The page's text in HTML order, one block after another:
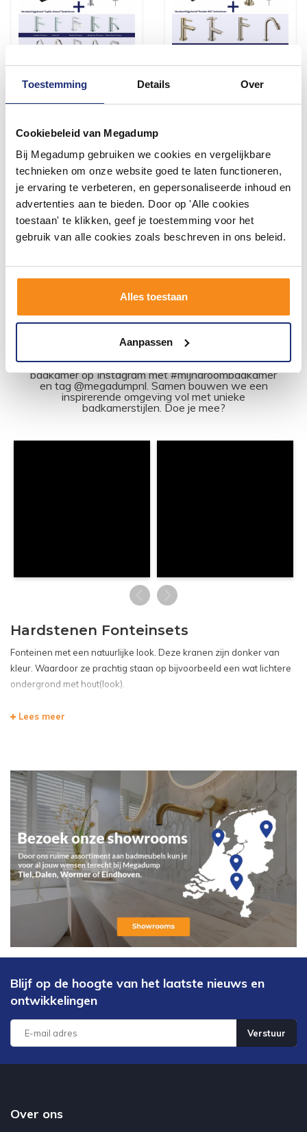
Toestemming Details Over
Cookiebeleid van Megadump
Bij Megadump gebruiken we cookies en vergelijkbare
technieken om onze website goed te laten functioneren,
je ervaring te verbeteren, en gepersonaliseerde inhoud en
advertenties aan te bieden. Door op 'Alle cookies
toestaan' te klikken, geef je toestemming voor het
gebruik van alle cookies zoals beschreven in ons beleid.
Alles toestaan
Aanpassen
Fonteinset Cura
40X22X10 Cm Chroom
volgende werkdag in huis
180,29
149,00
Meer info
Fonteinset Natuursteen
volgende werkdag in huis
211,75
175,00
Meer info
#mijndroombadkamer
Wij geloven in de kracht van delen. Deel jouw
badkamer op Instagram met #mijndroombadkamer
en tag @megadumpnl. Samen bouwen we een
inspirerende omgeving vol met unieke
badkamerstijlen. Doe je mee?
Hardstenen Fonteinsets
Fonteinen met een natuurlijke look. Deze kranen zijn donker van
kleur. Waardoor ze prachtig staan op bijvoorbeeld een wat lichtere
ondergrond met hout(look).
Lees meer
Blijf op de hoogte van het laatste nieuws en
ontwikkelingen
Verstuur
Over ons